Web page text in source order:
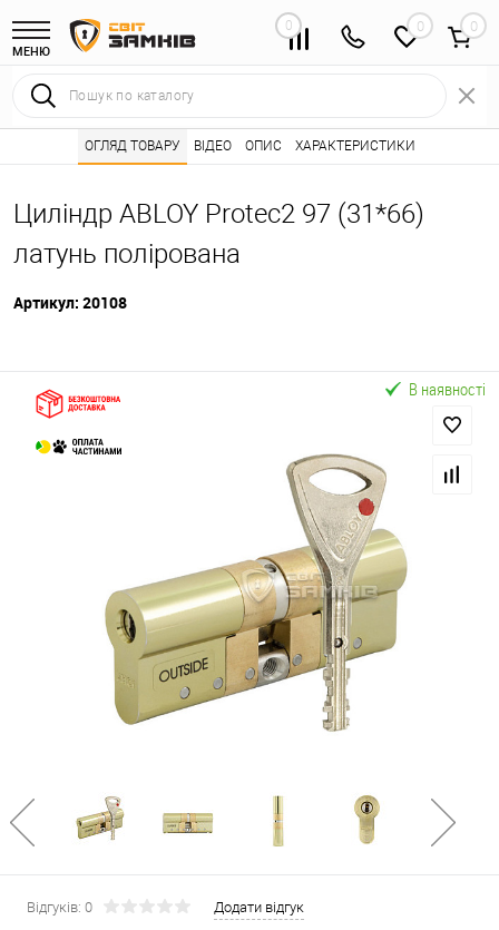
МЕНЮ
0 0
Інтернет магазин замків • Каталог товарів ⭐ • Серцевини
Циліндр ABLOY Protec2 97 (31*66)
латунь полірована
Артикул: 20108
ОГЛЯД ТОВАРУ ВІДЕО ОПИС ХАРАКТЕРИСТИКИ
Відгуків: 0 Додати відгук
В наявності